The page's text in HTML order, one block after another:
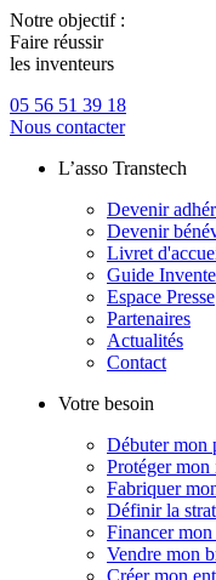
Notre objectif :
Faire réussir
les inventeurs
05 56 51 39 18
Nous contacter
L’asso Transtech
Devenir
Devenir
Livret
Guide
Espace Presse
Partenaires
Actualités
Contact
Votre besoin
Débuter mon
Protéger
Fabriquer
Définir la
Financer
Vendre mon